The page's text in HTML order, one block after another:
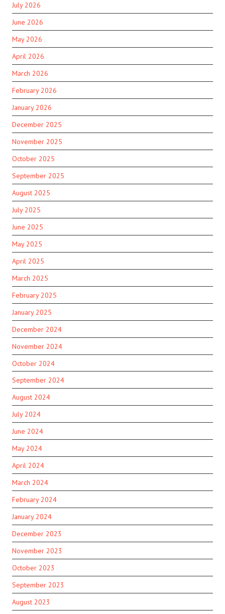
July 2026
June 2026
May 2026
April 2026
March 2026
February 2026
January 2026
December 2025
November 2025
October 2025
September 2025
August 2025
July 2025
June 2025
May 2025
April 2025
March 2025
February 2025
January 2025
December 2024
November 2024
October 2024
September 2024
August 2024
July 2024
June 2024
May 2024
April 2024
March 2024
February 2024
January 2024
December 2023
November 2023
October 2023
September 2023
August 2023